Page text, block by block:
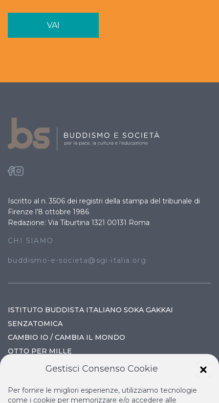
VAI
Iscritto al n. 3506 dei registri della stampa del tribunale di
Firenze l’8 ottobre 1986
Redazione: Via Tiburtina 1321 00131 Roma
CHI SIAMO
buddismo-e-societa@sgi-italia.org
ISTITUTO BUDDISTA ITALIANO SOKA GAKKAI
SENZATOMICA
CAMBIO IO / CAMBIA IL MONDO
OTTO PER MILLE
IL VOLO CONTINUO
Gestisci Consenso Cookie
Per fornire le migliori esperienze, utilizziamo tecnologie
come i cookie per memorizzare e/o accedere alle